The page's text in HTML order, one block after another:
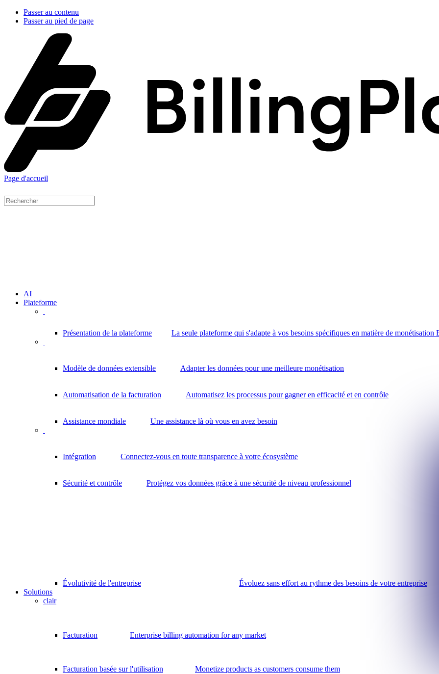
Passer au contenu
Passer au pied de page
Page d'accueil
AI
Plateforme
Présentation de la plateforme La seule plateforme qui s'adapte à vos besoins spécifiques en matière de monétisation
Modèle de données extensible Adapter les données pour une meilleure monétisation
Automatisation de la facturation Automatisez les processus pour gagner en efficacité et en contrôle
Assistance mondiale Une assistance là où vous en avez besoin
Intégration Connectez-vous en toute transparence à votre écosystème
Sécurité et contrôle Protégez vos données grâce à une sécurité de niveau professionnel
Évolutivité de l'entreprise
Évoluez sans effort au rythme des besoins de votre entreprise
Solutions
clair
Facturation Enterprise billing automation for any market
Facturation basée sur l'utilisation Monetize products as customers consume them